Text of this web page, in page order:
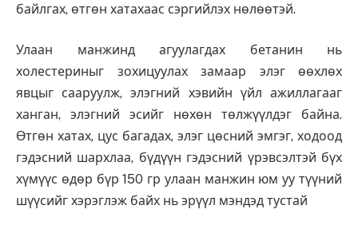
байлгах, өтгөн хатахаас сэргийлэх нөлөөтэй.
Улаан манжинд агуулагдах бетанин нь
холестериныг зохицуулах замаар элэг өөхлөх
явцыг сааруулж, элэгний хэвийн үйл ажиллагааг
ханган, элэгний эсийг нөхөн төлжүүлдэг байна.
Өтгөн хатах, цус багадах, элэг цөсний эмгэг, ходоод
гэдэсний шархлаа, бүдүүн гэдэсний үрэвсэлтэй бүх
хүмүүс өдөр бүр 150 гр улаан манжин юм уу түүний
шүүсийг хэрэглэж байх нь эрүүл мэндэд тустай